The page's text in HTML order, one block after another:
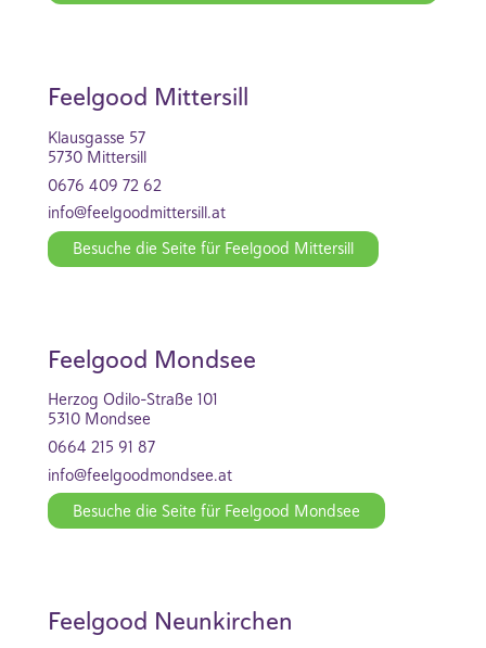
Feelgood Mittersill
Klausgasse 57
5730 Mittersill
0676 409 72 62
info@feelgoodmittersill.at
Besuche die Seite für Feelgood Mittersill
Feelgood Mondsee
Herzog Odilo-Straße 101
5310 Mondsee
0664 215 91 87
info@feelgoodmondsee.at
Besuche die Seite für Feelgood Mondsee
Feelgood Neunkirchen